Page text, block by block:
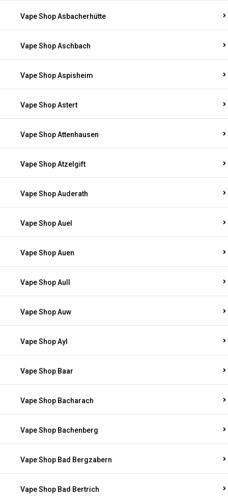
Vape Shop Asbacherhütte
Vape Shop Aschbach
Vape Shop Aspisheim
Vape Shop Astert
Vape Shop Attenhausen
Vape Shop Atzelgift
Vape Shop Auderath
Vape Shop Auel
Vape Shop Auen
Vape Shop Aull
Vape Shop Auw
Vape Shop Ayl
Vape Shop Baar
Vape Shop Bacharach
Vape Shop Bachenberg
Vape Shop Bad Bergzabern
Vape Shop Bad Bertrich